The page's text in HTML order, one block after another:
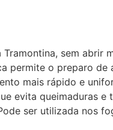
sem
permite o preparo
mais rápido e
evita queimaduras
ser utilizada nos